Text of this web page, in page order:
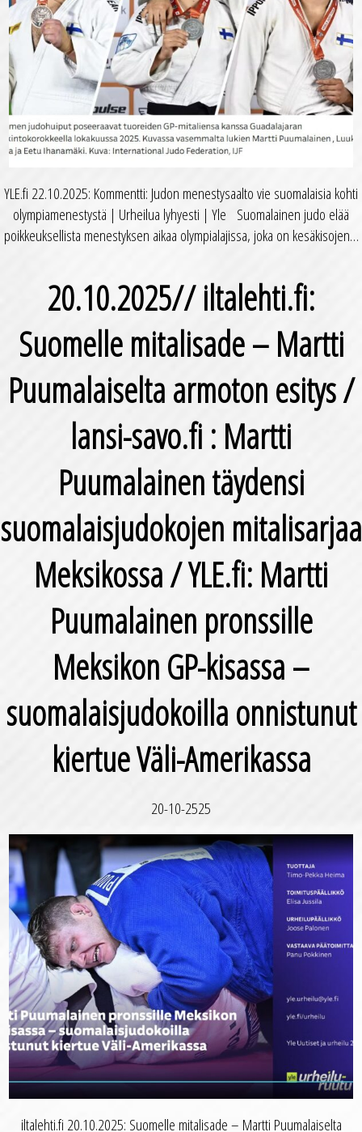
YLE.fi 22.10.2025: Kommentti: Judon menestysaalto vie suomalaisia kohti
olympiamenestystä | Urheilua lyhyesti | Yle Suomalainen judo elää
poikkeuksellista menestyksen aikaa olympialajissa, joka on kesäkisojen…
20.10.2025// iltalehti.fi:
Suomelle mitalisade – Martti
Puumalaiselta armoton esitys /
lansi-savo.fi : Martti
Puumalainen täydensi
suomalaisjudokojen mitalisarjaa
Meksikossa / YLE.fi: Martti
Puumalainen pronssille
Meksikon GP-kisassa –
suomalaisjudokoilla onnistunut
kiertue Väli-Amerikassa
20-10-2525
iltalehti.fi 20.10.2025: Suomelle mitalisade – Martti Puumalaiselta